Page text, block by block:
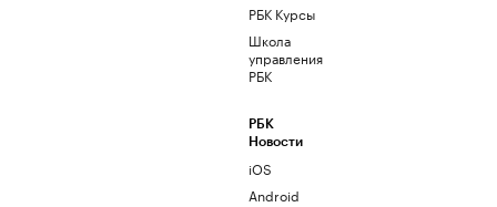
РБК Курсы
Школа
управления
РБК
РБК
Новости
iOS
Android